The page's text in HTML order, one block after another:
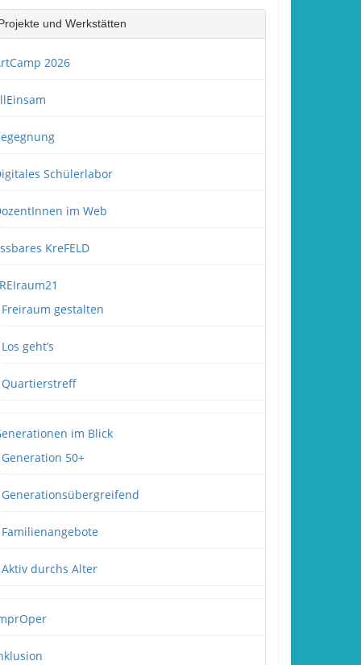
und Werkstätten
2026
Schülerlabor
im Web
KreFELD
Freiraum gestalten
Los geht’s
Quartierstreff
im Blick
Generation 50+
Generationsübergreifend
Familienangebote
Aktiv durchs Alter